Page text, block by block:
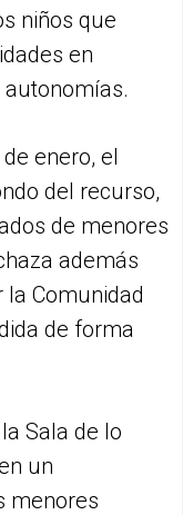
niños que
en
enero, el
del recurso,
de menores
además
Comunidad
de forma
Sala de lo
un
menores